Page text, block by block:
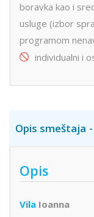
boravka kao i
usluge (izbor
programom
individualni i
Opis smeštaja
Opis
Vila Ioanna